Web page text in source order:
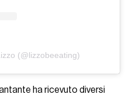
(@lizzobeeating)
ha ricevuto diversi